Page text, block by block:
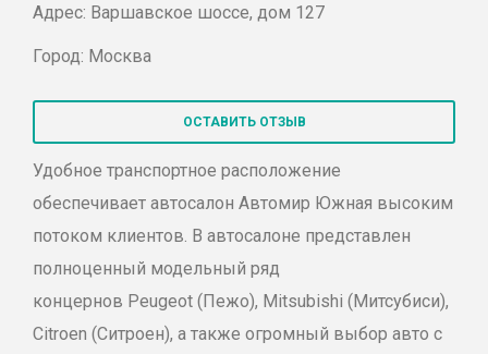
Адрес: Варшавское шоссе, дом 127
Город: Москва
ОСТАВИТЬ ОТЗЫВ
Удобное транспортное расположение
обеспечивает автосалон Автомир Южная высоким
потоком клиентов. В автосалоне представлен
полноценный модельный ряд
концернов Peugeot (Пежо), Mitsubishi (Митсубиси),
Citroen (Ситроен), а также огромный выбор авто с